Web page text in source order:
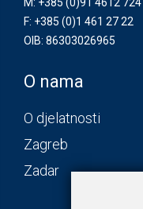
F: +385 (0)1 461 27 22
OIB: 86303026965
O nama
O djelatnosti
Zagreb
Zadar